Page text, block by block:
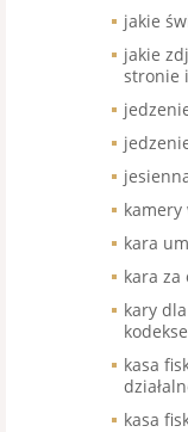
jakie
jakie
stronie
kara
kara
kary
kasa
kasa